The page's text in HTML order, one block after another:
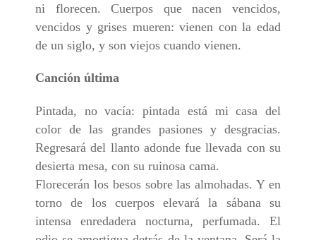
ni florecen. Cuerpos que nacen vencidos,
vencidos y grises mueren: vienen con la edad
de un siglo, y son viejos cuando vienen.
Canción última
Pintada, no vacía: pintada está mi casa del
color de las grandes pasiones y desgracias.
Regresará del llanto adonde fue llevada con su
desierta mesa, con su ruinosa cama.
Florecerán los besos sobre las almohadas. Y en
torno de los cuerpos elevará la sábana su
intensa enredadera nocturna, perfumada. El